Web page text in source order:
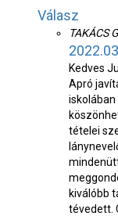
Válasz
TAKÁCS
Kedves
Apró
tételei
kiválóbb
tévedett.